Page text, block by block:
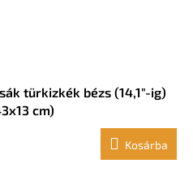
türkizkék bézs (14,1"-ig)
cm)
Kosárba